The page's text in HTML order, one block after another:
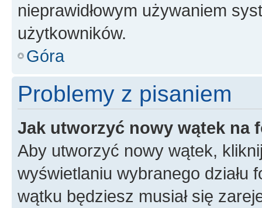
nieprawidłowym używaniem
użytkowników.
Góra
Problemy z pisaniem
Jak utworzyć nowy wątek na
Aby utworzyć nowy wątek,
wyświetlaniu wybranego działu
wątku będziesz musiał się